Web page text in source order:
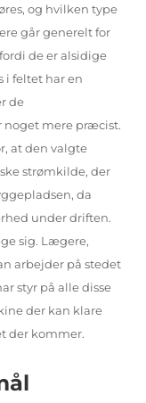
og hvilken type
går generelt for
de er alsidige
i feltet har en
de
mere præcist.
at den valgte
strømkilde, der
da
under driften.
sig. Lægere,
arbejder på stedet
styr på alle disse
der kan klare
der kommer.